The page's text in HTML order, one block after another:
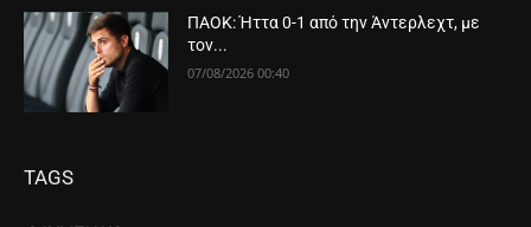
ΠΑΟΚ: Ήττα 0-1 από την Άντερλεχτ, με
τον...
07/08/2026 00:40
TAGS